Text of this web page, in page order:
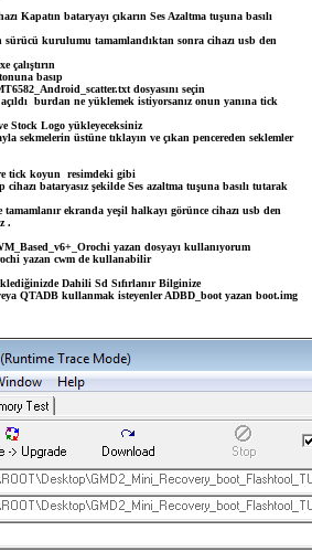
Kapatın bataryayı çıkarın Ses Azaltma tuşuna basılı
sürücü kurulumu tamamlandıktan sonra cihazı usb den
çalıştırın
basıp
dosyasını seçin
açıldı burdan ne yüklemek istiyorsanız onun yanına tick
Stock Logo yükleyeceksiniz
sekmelerin üstüne tıklayın ve çıkan pencereden seklemler
tick koyun resimdeki gibi
bataryasız şekilde Ses azaltma tuşuna basılı tutarak
ekranda yeşil halkayı görünce cihazı usb den
.
yazan dosyayı kullanıyorum
yazan cwm de kullanabilir
Dahili Sd Sıfırlanır Bilginize
QTADB kullanmak isteyenler ADBD_boot yazan boot.img